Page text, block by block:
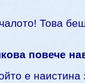
Това
повече
е